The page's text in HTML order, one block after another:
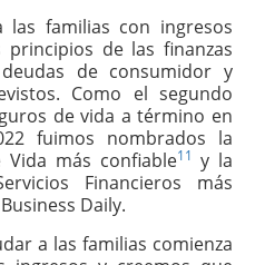
las familias con ingresos
de las finanzas
de consumidor y
Como el segundo
de vida a término en
fuimos nombrados la
Vida más confiable11 y la
Financieros más
Daily.
a las familias comienza